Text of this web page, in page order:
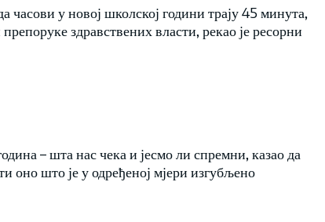
у новој школској години трају 45 минута,
здравствених власти, рекао је ресорни
– шта нас чека и јесмо ли спремни, казао да
оно што је у одређеној мјери изгубљено